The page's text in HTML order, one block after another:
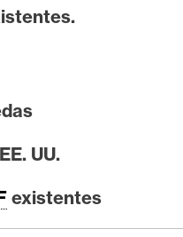
UU.
existentes